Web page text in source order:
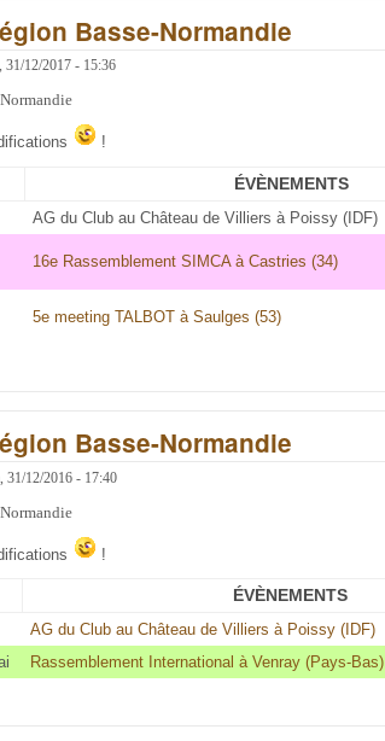
Basse-Normandie
31/12/2017 - 15:36
!
ÉVÈNEMENTS
AG du Club au Château de Villiers à Poissy (IDF)
16e Rassemblement SIMCA à Castries (34)
5e meeting TALBOT à Saulges (53)
Basse-Normandie
31/12/2016 - 17:40
!
ÉVÈNEMENTS
AG du Club au Château de Villiers à Poissy (IDF)
Rassemblement International à Venray (Pays-Bas)